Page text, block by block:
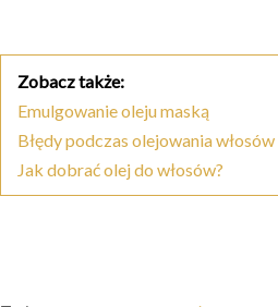
Zobacz także:
Emulgowanie oleju maską
Błędy podczas olejowania włosów
Jak dobrać olej do włosów?